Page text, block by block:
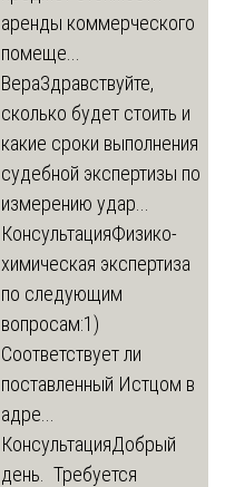
аренды коммерческого
помеще...
ВераЗдравствуйте,
сколько будет стоить и
какие сроки выполнения
судебной экспертизы по
измерению удар...
КонсультацияФизико-
химическая экспертиза
по следующим
вопросам:1)
Соответствует ли
поставленный Истцом в
адре...
КонсультацияДобрый
день. Требуется